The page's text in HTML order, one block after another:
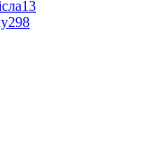
13
298